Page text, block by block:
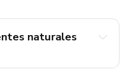
naturales